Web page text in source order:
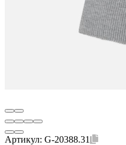
Артикул: G-20388.31